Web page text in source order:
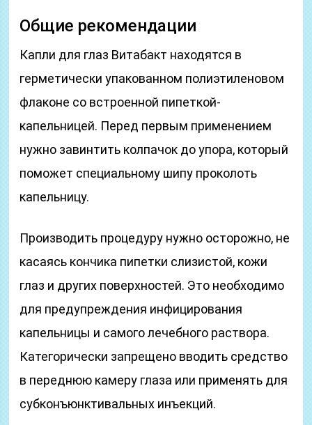
Общие рекомендации
Капли для глаз Витабакт находятся в
герметически упакованном полиэтиленовом
флаконе со встроенной пипеткой-
капельницей. Перед первым применением
нужно завинтить колпачок до упора, который
поможет специальному шипу проколоть
капельницу.
Производить процедуру нужно осторожно, не
касаясь кончика пипетки слизистой, кожи
глаз и других поверхностей. Это необходимо
для предупреждения инфицирования
капельницы и самого лечебного раствора.
Категорически запрещено вводить средство
в переднюю камеру глаза или применять для
субконъюнктивальных инъекций.